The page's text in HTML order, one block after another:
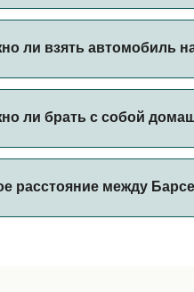
ли взять автомобиль
ли брать с собой
перевозки животных у
расстояние между